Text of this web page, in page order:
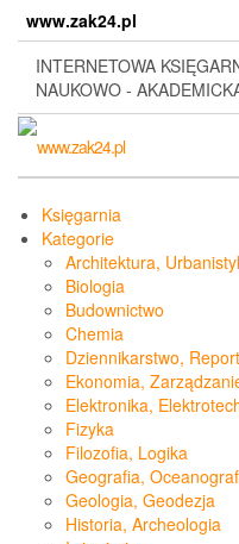
content
www.zak24.pl
INTERNETOWA
NAUKOWO -
Księgarnia
Kategorie
Architektura,
Biologia
Budownictwo
Chemia
Dziennikarstwo,
Ekonomia,
Elektronika,
Fizyka
Filozofia, Logika
Geografia,
Geologia, Geodezja
Historia, Archeologia